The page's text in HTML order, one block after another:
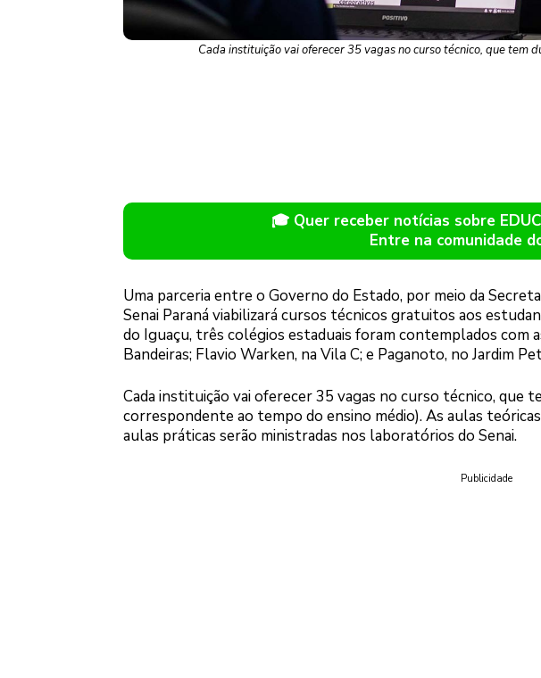
Cada instituição vai oferecer 35 vagas no curso técnico, que tem
🎓 Quer receber notícias sobre
Entre na comunidade
Uma parceria entre o Governo do Estado, por meio da
Senai Paraná viabilizará cursos técnicos gratuitos aos
do Iguaçu, três colégios estaduais foram contemplados com
Bandeiras; Flavio Warken, na Vila C; e Paganoto, no Jardim
Cada instituição vai oferecer 35 vagas no curso técnico, que
correspondente ao tempo do ensino médio). As aulas
aulas práticas serão ministradas nos laboratórios do Senai.
Publicidade